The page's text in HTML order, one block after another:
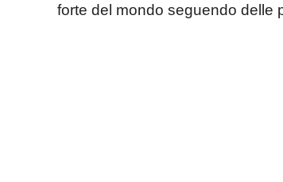
forte del mondo seguendo delle